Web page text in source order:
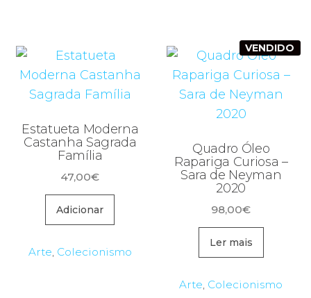
Estatueta Moderna
Castanha Sagrada
Família
47,00€
Adicionar
Arte Colecionismo
VENDIDO
Quadro Óleo
Rapariga Curiosa –
Sara de Neyman
2020
98,00€
Ler mais
Arte Colecionismo